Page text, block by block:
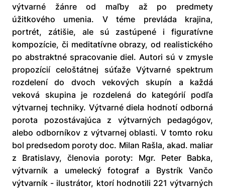
výtvarné žánre od maľby až po predmety
úžitkového umenia. V téme prevláda krajina,
portrét, zátišie, ale sú zastúpené i figuratívne
kompozície, či meditatívne obrazy, od realistického
po abstraktné spracovanie diel. Autori sú v zmysle
propozícií celoštátnej súťaže Výtvarné spektrum
rozdelení do dvoch vekových skupín a každá
veková skupina je rozdelená do kategórií podľa
výtvarnej techniky. Výtvarné diela hodnotí odborná
porota pozostávajúca z výtvarných pedagógov,
alebo odborníkov z výtvarnej oblasti. V tomto roku
bol predsedom poroty doc. Milan Rašla, akad. maliar
z Bratislavy, členovia poroty: Mgr. Peter Babka,
výtvarník a umelecký fotograf a Bystrík Vančo
výtvarník - ilustrátor, ktorí hodnotili 221 výtvarných